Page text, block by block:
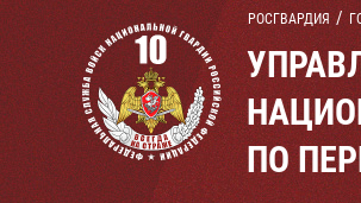
РОСГВАРДИЯ
ПО